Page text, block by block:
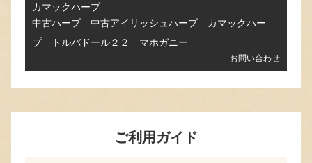
カマックハープ
中古ハープ 中古アイリッシュハープ カマックハー
プ トルバドール２２ マホガニー
お問い合わせ
ご利用ガイド